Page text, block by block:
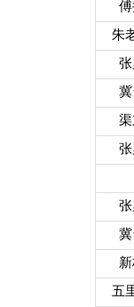
朱
五